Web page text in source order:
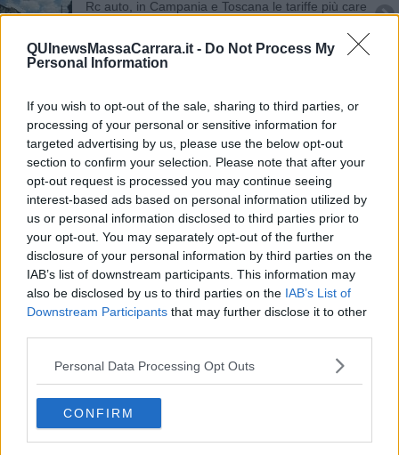
QUInewsMassaCarrara.it - Do Not Process My
Personal Information
If you wish to opt-out of the sale, sharing to third parties, or
processing of your personal or sensitive information for
targeted advertising by us, please use the below opt-out
section to confirm your selection. Please note that after your
opt-out request is processed you may continue seeing
interest-based ads based on personal information utilized by
us or personal information disclosed to third parties prior to
your opt-out. You may separately opt-out of the further
disclosure of your personal information by third parties on the
IAB’s list of downstream participants. This information may
also be disclosed by us to third parties on the IAB’s List of
Downstream Participants that may further disclose it to other
Personal Data Processing Opt Outs
CONFIRM
Rc auto, in Campania e Toscana le tariffe più care
Qualità della vita, 7 città toscane perdono punti
In Toscana +63,7% di nuovi casi Covid in 7 giorni
Inflazione, i costi in più per le famiglie toscane
Furti in abitazione, Toscana seconda in Italia
Benzina sempre più cara in autostrada
Sei morti e due dispersi, Toscana devastata dalla
tempesta VIDEO
Covid-19, Toscana prima in Italia per vaccinazioni
Carceri toscane sovraffollate, diffida alle Asl
Più pensioni o buste paga? Toscana virtuosa ma
non ovunque
Luce e gas, ecco le bollette dei toscani